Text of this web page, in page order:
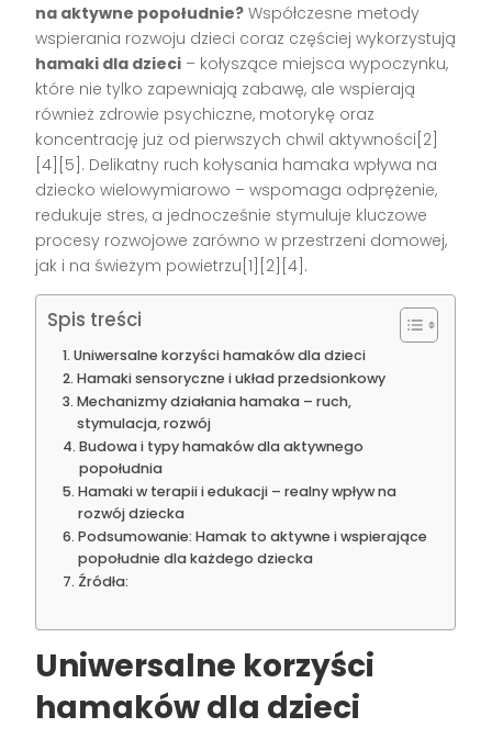
na aktywne popołudnie? Współczesne metody
wspierania rozwoju dzieci coraz częściej wykorzystują
hamaki dla dzieci – kołyszące miejsca wypoczynku,
które nie tylko zapewniają zabawę, ale wspierają
również zdrowie psychiczne, motorykę oraz
koncentrację już od pierwszych chwil aktywności[2]
[4][5]. Delikatny ruch kołysania hamaka wpływa na
dziecko wielowymiarowo – wspomaga odprężenie,
redukuje stres, a jednocześnie stymuluje kluczowe
procesy rozwojowe zarówno w przestrzeni domowej,
jak i na świeżym powietrzu[1][2][4].
Spis treści
Uniwersalne korzyści hamaków dla dzieci
Hamaki sensoryczne i układ przedsionkowy
Mechanizmy działania hamaka – ruch,
stymulacja, rozwój
Budowa i typy hamaków dla aktywnego
popołudnia
Hamaki w terapii i edukacji – realny wpływ na
rozwój dziecka
Podsumowanie: Hamak to aktywne i wspierające
popołudnie dla każdego dziecka
Źródła:
Uniwersalne korzyści
hamaków dla dzieci